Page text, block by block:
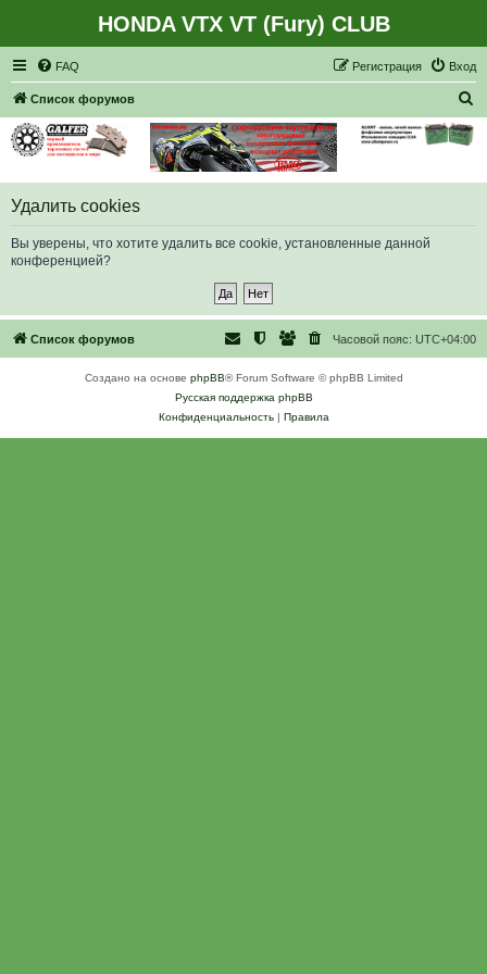
HONDA VTX VT (Fury) CLUB
FAQ Вход
Регистрация
Список форумов
Удалить cookies
Вы уверены, что хотите удалить все cookie, установленные данной
конференцией?
Список форумов Часовой пояс: UTC+04:00
Создано на основе phpBB® Forum Software © phpBB Limited
Русская поддержка phpBB
Конфиденциальность| Правила